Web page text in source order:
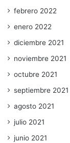
febrero 2022
enero 2022
diciembre 2021
noviembre 2021
octubre 2021
septiembre 2021
agosto 2021
julio 2021
junio 2021